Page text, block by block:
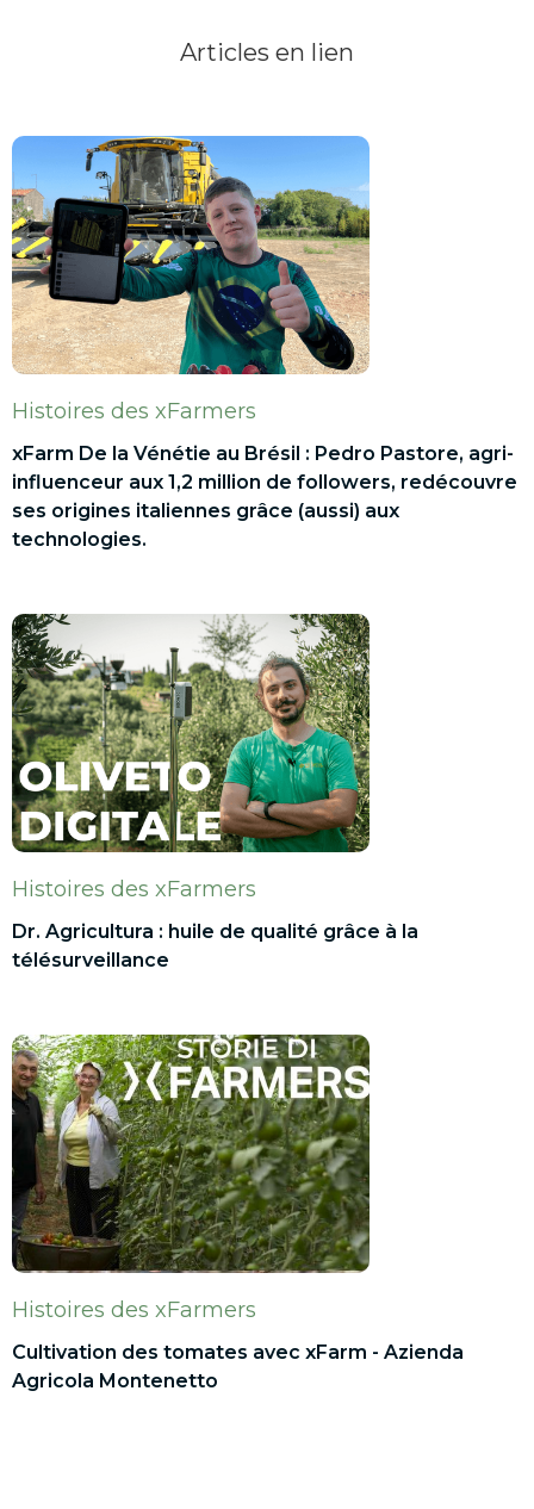
Articles en lien
Histoires des xFarmers
xFarm De la Vénétie au Brésil : Pedro Pastore, agri-
influenceur aux 1,2 million de followers, redécouvre
ses origines italiennes grâce (aussi) aux
technologies.
Histoires des xFarmers
Dr. Agricultura : huile de qualité grâce à la
télésurveillance
Histoires des xFarmers
Cultivation des tomates avec xFarm - Azienda
Agricola Montenetto